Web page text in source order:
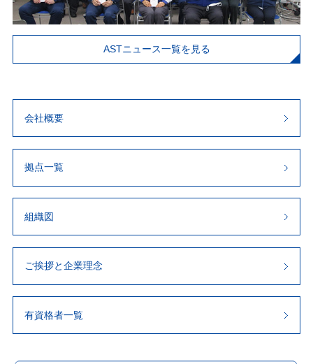
ASTニュース一覧を見る
会社概要
拠点一覧
組織図
ご挨拶と企業理念
有資格者一覧